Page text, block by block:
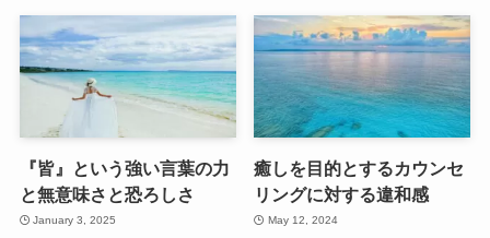
『皆』という強い言葉の力
と無意味さと恐ろしさ
January 3, 2025
癒しを目的とするカウンセ
リングに対する違和感
May 12, 2024